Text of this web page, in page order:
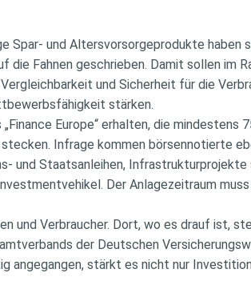
Spar- und Altersvorsorgeprodukte haben
Fahnen geschrieben. Damit sollen im
und Sicherheit für die
stärken.
Europe“ erhalten, die mindestens
Infrage kommen börsennotierte
und Staatsanleihen,
Der Anlagezeitraum
und Verbraucher. Dort, wo es drauf ist,
der Deutschen
angegangen, stärkt es nicht nur